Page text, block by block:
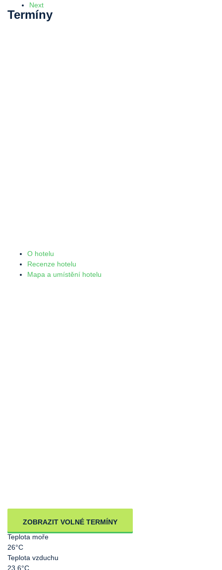
Next
Termíny
O hotelu
Recenze hotelu
Mapa a umístění hotelu
ZOBRAZIT VOLNÉ TERMÍNY
Teplota moře
26°C
Teplota vzduchu
23.6°C